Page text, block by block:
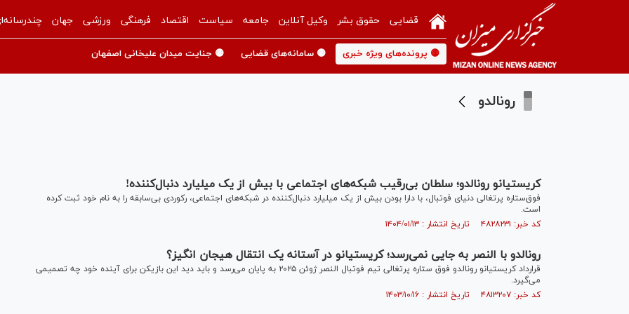
قضایی حقوق بشر وکیل آنلاین جامعه سیاست اقتصاد فرهنگی ورزشی جهان
🟡 پرونده‌های ویژه خبری 🟡 سامانه‌های قضایی 🟡 جنایت میدان علیخانی اصفهان
رونالدو
کریستیانو رونالدو؛ سلطان بی‌رقیب شبکه‌های اجتماعی با بیش از یک میلیارد دنبال‌کننده!
فوق‌ستاره پرتغالی دنیای فوتبال، با دارا بودن بیش از یک میلیارد دنبال‌کننده در شبکه‌های اجتماعی، رکوردی بی‌سابقه را به نام خود ثبت کرده
است.
کد خبر: ۴۸۲۸۲۳۱ تاریخ انتشار : ۱۴۰۴/۰۱/۱۳
رونالدو با النصر به جایی نمی‌رسد؛ کریستیانو در آستانه یک انتقال هیجان انگیز؟
قرارداد کریستیانو رونالدو فوق ستاره پرتغالی تیم فوتبال النصر ژوئن ۲۰۲۵ به پایان می‌رسد و باید دید این بازیکن برای آینده خود چه تصمیمی
می‌گیرد.
کد خبر: ۴۸۱۳۲۰۷ تاریخ انتشار : ۱۴۰۳/۱۰/۱۶